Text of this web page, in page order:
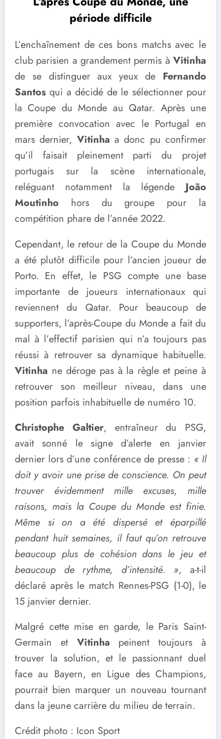
période difficile
L’enchaînement de ces bons matchs avec le
club parisien a grandement permis à Vitinha
de se distinguer aux yeux de Fernando
Santos qui a décidé de le sélectionner pour
la Coupe du Monde au Qatar. Après une
première convocation avec le Portugal en
mars dernier, Vitinha a donc pu confirmer
qu’il faisait pleinement parti du projet
portugais sur la scène internationale,
reléguant notamment la légende João
Moutinho hors du groupe pour la
compétition phare de l’année 2022.
Cependant, le retour de la Coupe du Monde
a été plutôt difficile pour l’ancien joueur de
Porto. En effet, le PSG compte une base
importante de joueurs internationaux qui
reviennent du Qatar. Pour beaucoup de
supporters, l’après-Coupe du Monde a fait du
mal à l’effectif parisien qui n’a toujours pas
réussi à retrouver sa dynamique habituelle.
Vitinha ne déroge pas à la règle et peine à
retrouver son meilleur niveau, dans une
position parfois inhabituelle de numéro 10.
Christophe Galtier, entraîneur du PSG,
avait sonné le signe d’alerte en janvier
dernier lors d’une conférence de presse : « Il
doit y avoir une prise de conscience. On peut
trouver évidemment mille excuses, mille
raisons, mais la Coupe du Monde est finie.
Même si on a été dispersé et éparpillé
pendant huit semaines, il faut qu’on retrouve
beaucoup plus de cohésion dans le jeu et
beaucoup de rythme, d’intensité. », a-t-il
déclaré après le match Rennes-PSG (1-0), le
15 janvier dernier.
Malgré cette mise en garde, le Paris Saint-
Germain et Vitinha peinent toujours à
trouver la solution, et le passionnant duel
face au Bayern, en Ligue des Champions,
pourrait bien marquer un nouveau tournant
dans la jeune carrière du milieu de terrain.
Crédit photo : Icon Sport